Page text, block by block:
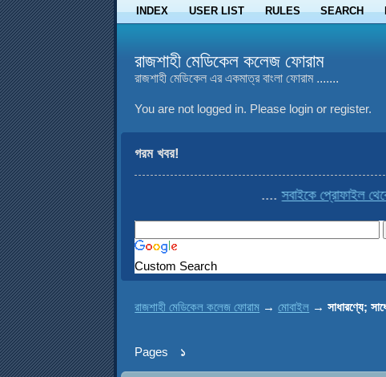
INDEX USER LIST RULES SEARCH
রাজশাহী মেডিকেল কলেজ ফোরাম
রাজশাহী মেডিকেল এর একমাত্র বাংলা ফোরাম .......
You are not logged in. Please login or register.
গরম খবর!
সবাইকে প্রোফাইল থেকে
Custom Search
রাজশাহী মেডিকেল কলেজ ফোরাম →মোবাইল →সাধারণ্যে;
Pages ১